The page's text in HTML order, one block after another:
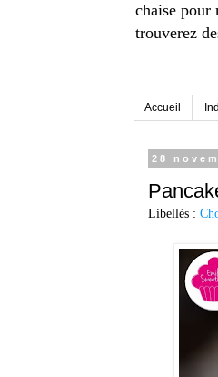
chaise pour
trouverez
Accueil
28
Libellés :